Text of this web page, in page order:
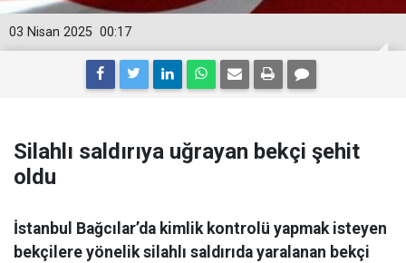
00:17
03 Nisan 2025
Silahlı saldırıya uğrayan bekçi şehit
oldu
İstanbul Bağcılar’da kimlik kontrolü yapmak isteyen
bekçilere yönelik silahlı saldırıda yaralanan bekçi